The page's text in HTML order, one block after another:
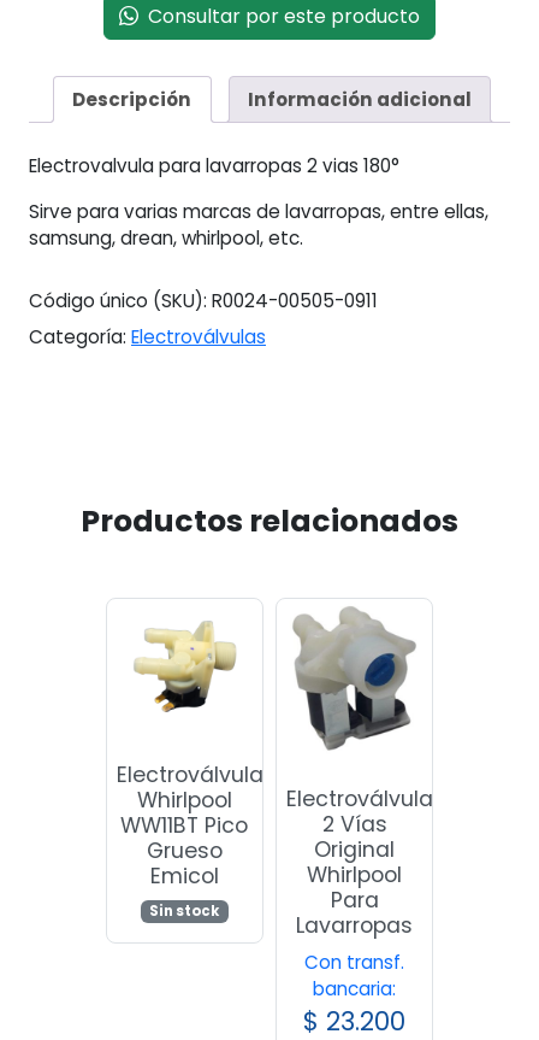
2
Vias
Lavarropas
Samsung
cantidad
Consultar por este producto
Descripción Información adicional
Electrovalvula para lavarropas 2 vias 180°
Sirve para varias marcas de lavarropas, entre ellas,
samsung, drean, whirlpool, etc.
Código único (SKU): R0024-00505-0911
Categoría: Electroválvulas
Productos relacionados
Electroválvula
Whirlpool
WW11BT Pico
Grueso
Emicol
Sin stock
Electroválvula
2 Vías
Original
Whirlpool
Para
Lavarropas
Con transf.
bancaria:
$ 23.200